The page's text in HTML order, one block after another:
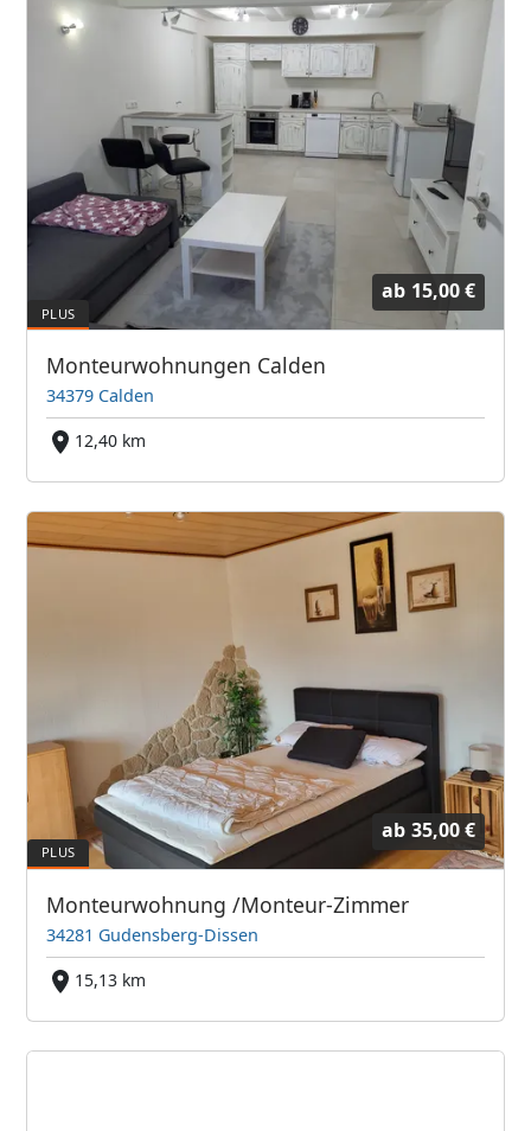
ab 15,00 €
Monteurwohnungen Calden
34379 Calden
12,40 km
ab 35,00 €
Monteurwohnung /Monteur-Zimmer
34281 Gudensberg-Dissen
15,13 km